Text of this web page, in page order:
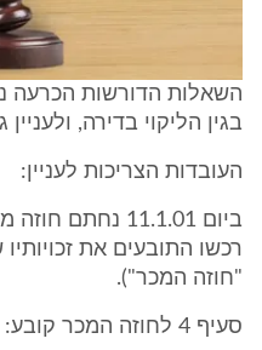
השאלות הדורשות הכרעה
בגין הליקוי בדירה,
העובדות הצריכות לעניין:
ביום 11.1.01
רכשו התובעים את
"חוזה המכר").
סעיף 4 לחוזה המכר קובע: